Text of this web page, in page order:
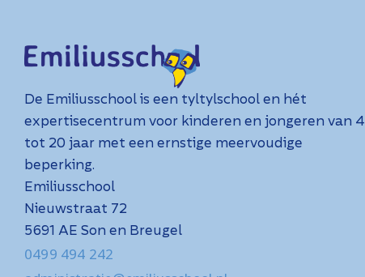
De Emiliusschool is een tyltylschool en hét
expertisecentrum voor kinderen en jongeren van 4
tot 20 jaar met een ernstige meervoudige
beperking.
Emiliusschool
Nieuwstraat 72
5691 AE Son en Breugel
0499 494 242